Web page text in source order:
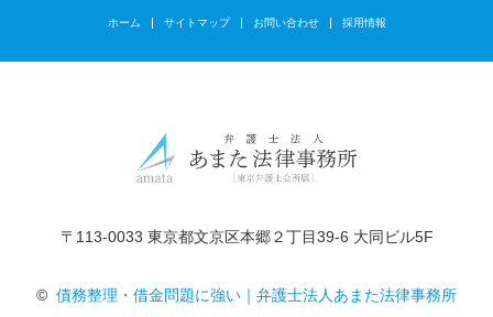
ホーム サイトマップ お問い合わせ 採用情報
〒113-0033 東京都文京区本郷２丁目39-6 大同ビル5F
© 債務整理・借金問題に強い｜弁護士法人あまた法律事務所